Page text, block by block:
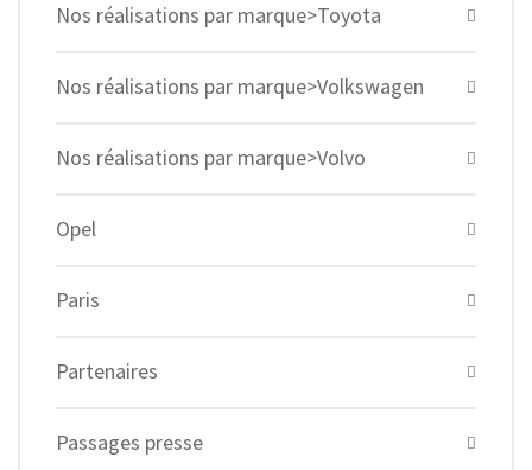
Nos réalisations par marque>Toyota
Nos réalisations par marque>Volkswagen
Nos réalisations par marque>Volvo
Opel
Paris
Partenaires
Passages presse